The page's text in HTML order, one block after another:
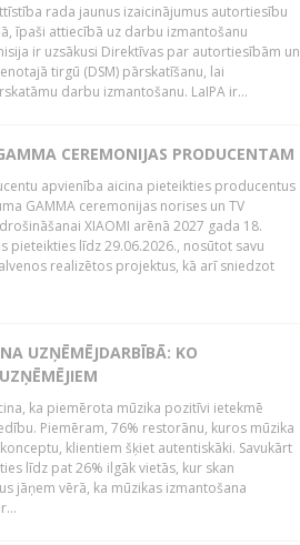
rada jaunus izaicinājumus autortiesību
īpaši attiecībā uz darbu izmantošanu
ir uzsākusi Direktīvas par autortiesībām un
tirgū (DSM) pārskatīšanu, lai
darbu izmantošanu. LaIPA ir...
CEREMONIJAS PRODUCENTAM
apvienība aicina pieteikties producentus
GAMMA ceremonijas norises un TV
XIAOMI arēnā 2027 gada 18.
pieteikties līdz 29.06.2026., nosūtot savu
realizētos projektus, kā arī sniedzot
UZŅĒMĒJDARBĪBĀ: KO
ka piemērota mūzika pozitīvi ietekmē
Piemēram, 76% restorānu, kuros mūzika
klientiem šķiet autentiskāki. Savukārt
līdz pat 26% ilgāk vietās, kur skan
jāņem vērā, ka mūzikas izmantošana